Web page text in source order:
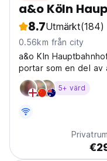
a&o Köln
8.7Utmärkt(184)
0.56km från city
a&o Kln
portar som en del av
5+ värd